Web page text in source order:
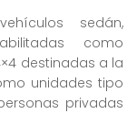
sedán,
como
destinadas a la
unidades tipo
privadas